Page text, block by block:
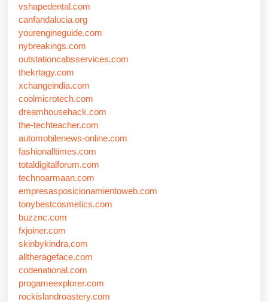
vshapedental.com
canfandalucia.org
yourengineguide.com
nybreakings.com
outstationcabsservices.com
thekrtagy.com
xchangeindia.com
coolmicrotech.com
dreamhousehack.com
the-techteacher.com
automobilenews-online.com
fashionalltimes.com
totaldigitalforum.com
technoarmaan.com
empresasposicionamientoweb.com
tonybestcosmetics.com
buzznc.com
fxjoiner.com
skinbykindra.com
alltherageface.com
codenational.com
progameexplorer.com
rockislandroastery.com